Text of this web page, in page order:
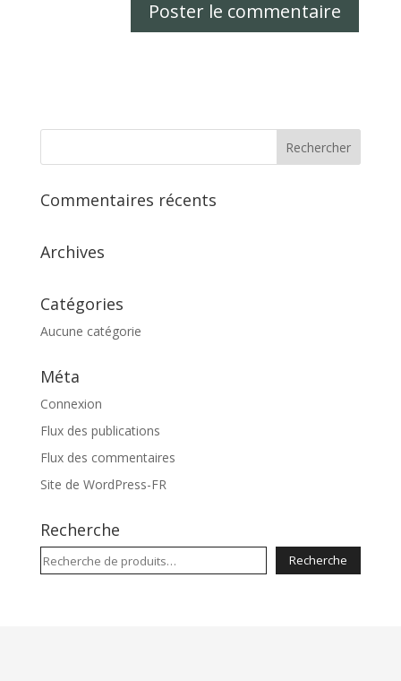
Commentaires récents
Archives
Catégories
Aucune catégorie
Méta
Connexion
Flux des publications
Flux des commentaires
Site de WordPress-FR
Recherche
Recherche
pour :
Recherche